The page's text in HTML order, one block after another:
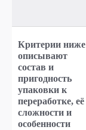
Критерии ниже
описывают
состав и
пригодность
упаковки к
переработке, её
сложности и
особенности